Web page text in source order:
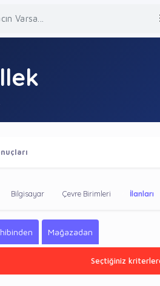
Bilgisayar Çevre Birimleri İlanları
Mağazadan
Seçtiğiniz